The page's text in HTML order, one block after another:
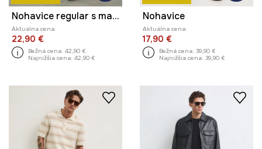
Nohavice regular s malým vzorom
Aktuálna cena:
22,90 €
Bežná cena: 42,90 €
Najnižšia cena: 42,90 €
Nohavice
Aktuálna cena:
17,90 €
Bežná cena: 39,90 €
Najnižšia cena: 39,90 €